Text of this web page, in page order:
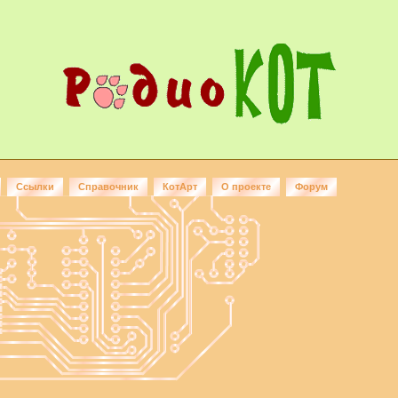
Ссылки Справочник КотАрт О проекте Форум